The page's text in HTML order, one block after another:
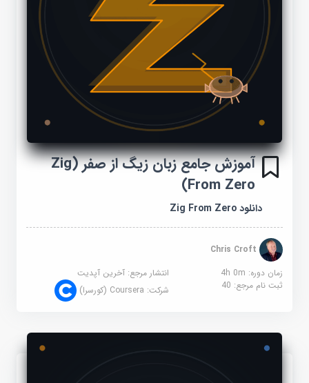
آموزش جامع زبان زیگ از صفر (Zig
From Zero)
دانلود Zig From Zero
Chris Croft
زمان دوره: 4h 0m
انتشار مرجع:آخرین آپدیت
ثبت نام مرجع:40 شرکت:Coursera (کورسرا)